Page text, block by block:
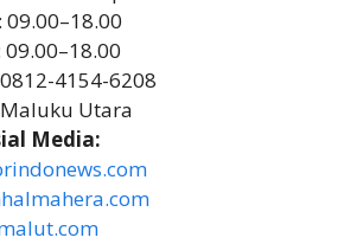
09.00–18.00
09.00–18.00
0812-4154-6208
Maluku Utara
Media: